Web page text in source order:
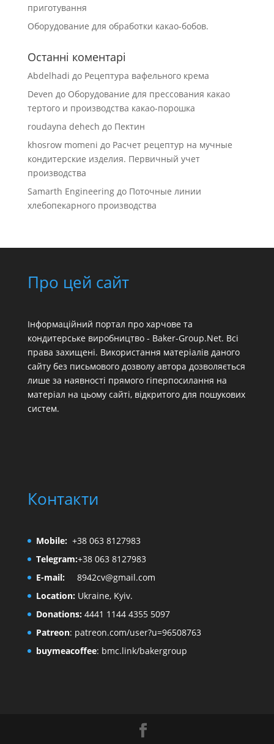
приготування
Оборудование для обработки какао-бобов.
Останні коментарі
Abdelhadi до Рецептура вафельного крема
Deven до Оборудование для прессования какао
тертого и производства какао-порошка
roudayna dehech до Пектин
khosrow momeni до Расчет рецептур на мучные
кондитерские изделия. Первичный учет
производства
Samarth Engineeringдо Поточные линии
хлебопекарного производства
Про цей сайт
Інформаційний портал про харчове та
кондитерське виробництво - Baker-Group.Net. Всі
права захищені. Використання матеріалів даного
сайту без письмового дозволу автора дозволяється
лише за наявності прямого гіперпосилання на
матеріал на цьому сайті, відкритого для пошукових
систем.
Контакти
Mobile: +38 063 8127983
Telegram:+38 063 8127983
E-mail:
8942cv@gmail.com
Location:Ukraine, Kyiv.
Donations:4441 1144 4355 5097
Patreon: patreon.com/user?u=96508763
buymeacoffee: bmc.link/bakergroup